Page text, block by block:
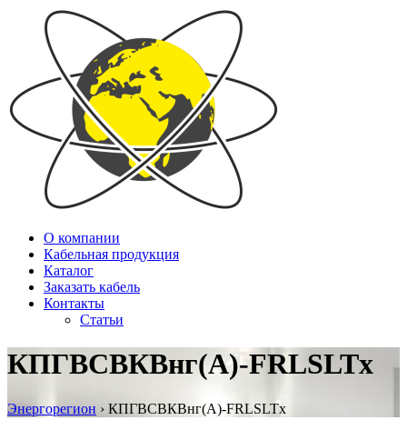
О компании
Кабельная продукция
Каталог
Заказать кабель
Контакты
Статьи
КПГВСВКВнг(А)-FRLSLTx
Энергорегион › КПГВСВКВнг(А)-FRLSLTx